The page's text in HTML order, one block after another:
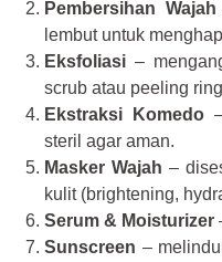
Pembersihan Wajah
lembut untuk
Eksfoliasi –
scrub atau peeling
Ekstraksi Komedo–
steril agar aman.
Masker Wajah –
kulit (brightening,
Serum & Moisturizer
Sunscreen –